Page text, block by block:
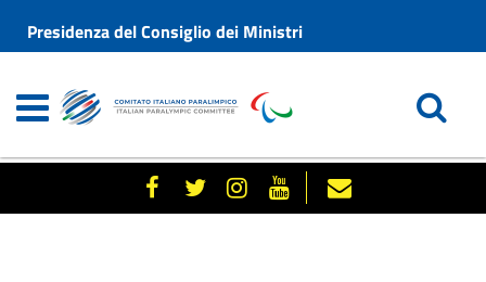
Presidenza del Consiglio dei Ministri